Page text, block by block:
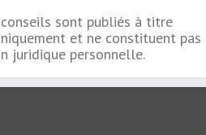
sont publiés à titre
et ne constituent pas
juridique personnelle.